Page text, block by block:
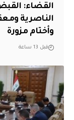
القضاء:
الناصرية
وأختام مزورة
قبل 13 ساعة